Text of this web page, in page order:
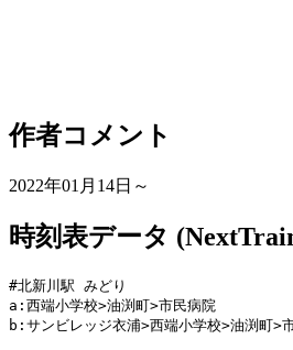
作者コメント
2022年01月14日～
時刻表データ
#北新川駅 みどり
a:西端小学校>油渕町>市民病院
b:サンビレッジ衣浦>西端小学校>油渕町>